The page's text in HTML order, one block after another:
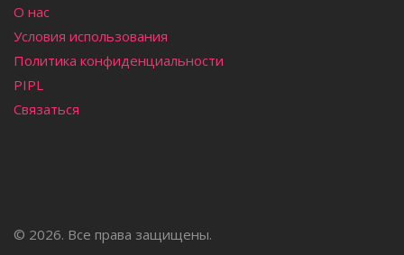
О нас
Условия использования
Политика конфиденциальности
PIPL
Связаться
© 2026. Все права защищены.